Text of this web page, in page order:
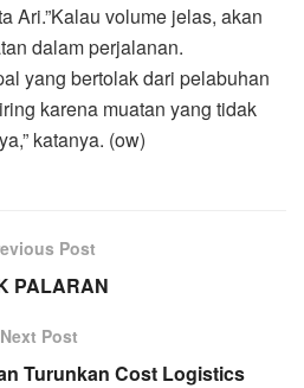
Ari.”Kalau volume jelas, akan
dalam perjalanan.
yang bertolak dari pelabuhan
karena muatan yang tidak
katanya. (ow)
Post
PALARAN
Next Post
Turunkan Cost Logistics